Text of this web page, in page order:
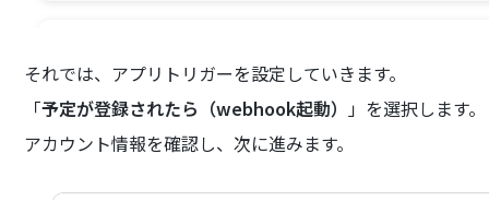
それでは、アプリトリガーを設定していきます。
「予定が登録されたら（webhook起動） 」を選択します。
アカウント情報を確認し、次に進みます。